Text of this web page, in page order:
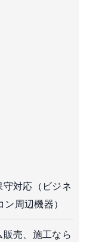
対応（ビジネ
周辺機器）
売、施工なら